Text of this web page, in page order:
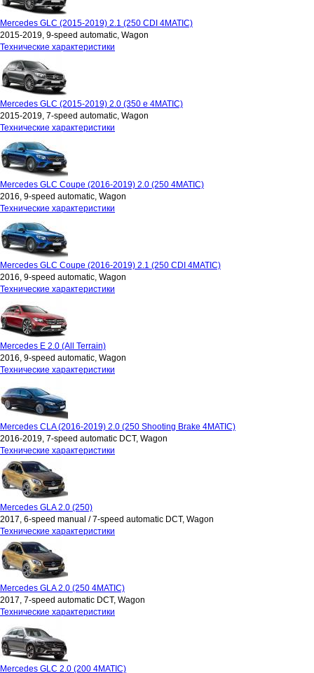
Mercedes GLC (2015-2019) 2.1 (250 CDI 4MATIC)
2015-2019, 9-speed automatic, Wagon
Технические характеристики
Mercedes GLC (2015-2019) 2.0 (350 e 4MATIC)
2015-2019, 7-speed automatic, Wagon
Технические характеристики
Mercedes GLC Coupe (2016-2019) 2.0 (250 4MATIC)
2016, 9-speed automatic, Wagon
Технические характеристики
Mercedes GLC Coupe (2016-2019) 2.1 (250 CDI 4MATIC)
2016, 9-speed automatic, Wagon
Технические характеристики
Mercedes E 2.0 (All Terrain)
2016, 9-speed automatic, Wagon
Технические характеристики
Mercedes CLA (2016-2019) 2.0 (250 Shooting Brake 4MATIC)
2016-2019, 7-speed automatic DCT, Wagon
Технические характеристики
Mercedes GLA 2.0 (250)
2017, 6-speed manual / 7-speed automatic DCT, Wagon
Технические характеристики
Mercedes GLA 2.0 (250 4MATIC)
2017, 7-speed automatic DCT, Wagon
Технические характеристики
Mercedes GLC 2.0 (200 4MATIC)